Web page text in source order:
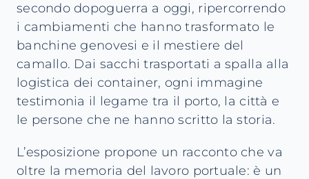
secondo dopoguerra a oggi, ripercorrendo
i cambiamenti che hanno trasformato le
banchine genovesi e il mestiere del
camallo. Dai sacchi trasportati a spalla alla
logistica dei container, ogni immagine
testimonia il legame tra il porto, la città e
le persone che ne hanno scritto la storia.
L’esposizione propone un racconto che va
oltre la memoria del lavoro portuale: è un